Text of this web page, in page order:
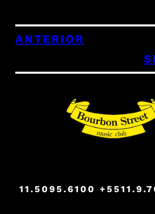
ANTERIOR
11.5095.6100